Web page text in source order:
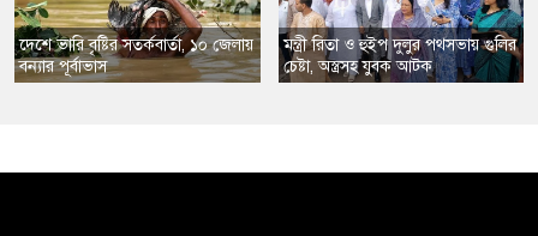
​দেশে ভারি বৃষ্টির সতর্কবার্তা, ১০ জেলায়
বন্যার পূর্বাভাস
​মন্ত্রী রিতা ও হুইপ দুলুর পথসভায় গুলির
চেষ্টা, অস্ত্রসহ যুবক আটক